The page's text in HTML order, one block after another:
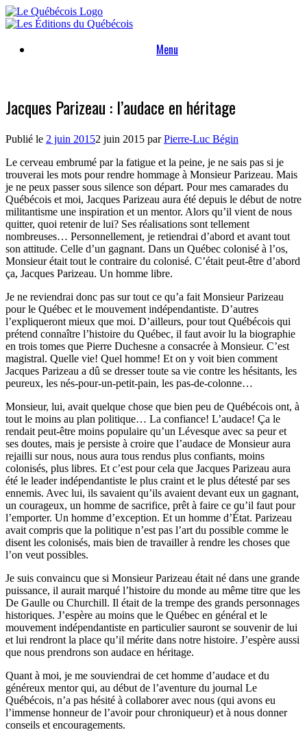
Skip
to
Menu
Jacques Parizeau : l’audace en héritage
Publié le 2 juin 20152 juin 2015 parPierre-Luc Bégin
Le cerveau embrumé par la fatigue et la peine, je ne sais pas si je
trouverai les mots pour rendre hommage à Monsieur Parizeau. Mais
je ne peux passer sous silence son départ. Pour mes camarades du
Québécois et moi, Jacques Parizeau aura été depuis le début de notre
militantisme une inspiration et un mentor. Alors qu’il vient de nous
quitter, quoi retenir de lui? Ses réalisations sont tellement
nombreuses… Personnellement, je retiendrai d’abord et avant tout
son attitude. Celle d’un gagnant. Dans un Québec colonisé à l’os,
Monsieur était tout le contraire du colonisé. C’était peut-être d’abord
ça, Jacques Parizeau. Un homme libre.
Je ne reviendrai donc pas sur tout ce qu’a fait Monsieur Parizeau
pour le Québec et le mouvement indépendantiste. D’autres
l’expliqueront mieux que moi. D’ailleurs, pour tout Québécois qui
prétend connaître l’histoire du Québec, il faut avoir lu la biographie
en trois tomes que Pierre Duchesne a consacrée à Monsieur. C’est
magistral. Quelle vie! Quel homme! Et on y voit bien comment
Jacques Parizeau a dû se dresser toute sa vie contre les hésitants, les
peureux, les nés-pour-un-petit-pain, les pas-de-colonne…
Monsieur, lui, avait quelque chose que bien peu de Québécois ont, à
tout le moins au plan politique… La confiance! L’audace! Ça le
rendait peut-être moins populaire qu’un Lévesque avec sa peur et
ses doutes, mais je persiste à croire que l’audace de Monsieur aura
rejailli sur nous, nous aura tous rendus plus confiants, moins
colonisés, plus libres. Et c’est pour cela que Jacques Parizeau aura
été le leader indépendantiste le plus craint et le plus détesté par ses
ennemis. Avec lui, ils savaient qu’ils avaient devant eux un gagnant,
un courageux, un homme de sacrifice, prêt à faire ce qu’il faut pour
l’emporter. Un homme d’exception. Et un homme d’État. Parizeau
avait compris que la politique n’est pas l’art du possible comme le
disent les colonisés, mais bien de travailler à rendre les choses que
l’on veut possibles.
Je suis convaincu que si Monsieur Parizeau était né dans une grande
puissance, il aurait marqué l’histoire du monde au même titre que les
De Gaulle ou Churchill. Il était de la trempe des grands personnages
historiques. J’espère au moins que le Québec en général et le
mouvement indépendantiste en particulier sauront se souvenir de lui
et lui rendront la place qu’il mérite dans notre histoire. J’espère aussi
que nous prendrons son audace en héritage.
Quant à moi, je me souviendrai de cet homme d’audace et du
généreux mentor qui, au début de l’aventure du journal Le
Québécois, n’a pas hésité à collaborer avec nous (qui avons eu
l’immense honneur de l’avoir pour chroniqueur) et à nous donner
conseils et encouragements.